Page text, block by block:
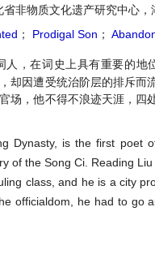
非物质文化遗产研究中心，
； Prodigal Son ；
，在词史上具有重要的
却因遭受统治阶层的排斥
场，他不得不浪迹天涯，
Dynasty, is the first poet
of the Song Ci. Reading
class, and he is a city
officialdom, he had to go